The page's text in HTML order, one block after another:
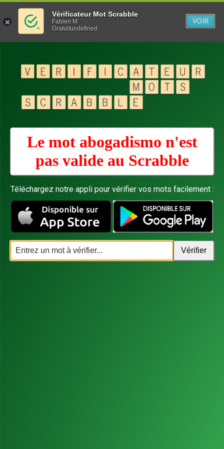
Le mot abogadismo n'est
pas valide au Scrabble
Téléchargez notre appli pour vérifier vos mots facilement :
Vérificateur Mot Scrabble
Fabien M
Gratuitundefined
VOIR